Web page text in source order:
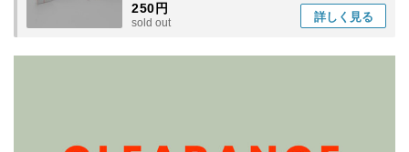
250円
sold out 詳しく 見る